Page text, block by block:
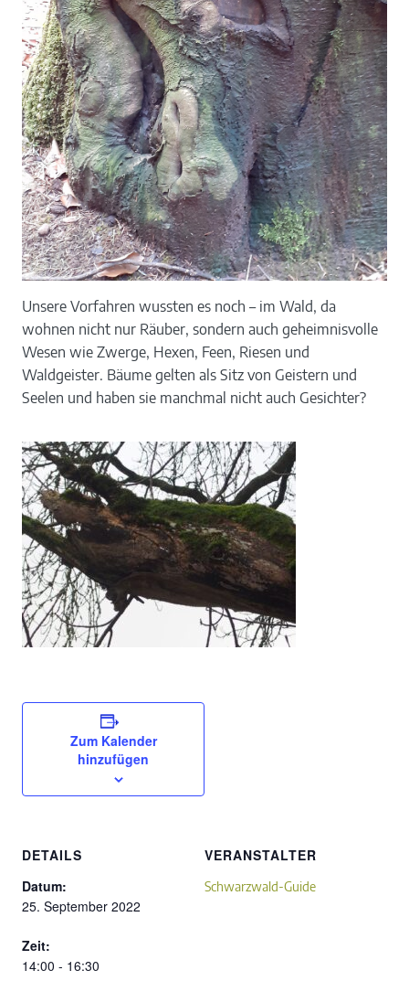
Unsere Vorfahren wussten es noch – im Wald, da
wohnen nicht nur Räuber, sondern auch geheimnisvolle
Wesen wie Zwerge, Hexen, Feen, Riesen und
Waldgeister. Bäume gelten als Sitz von Geistern und
Seelen und haben sie manchmal nicht auch Gesichter?
Zum Kalender
hinzufügen
DETAILS
Datum:
25. September 2022
Zeit:
14:00 - 16:30
VERANSTALTER
Schwarzwald-Guide